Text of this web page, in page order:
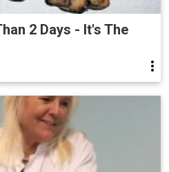
2 Days - It's The